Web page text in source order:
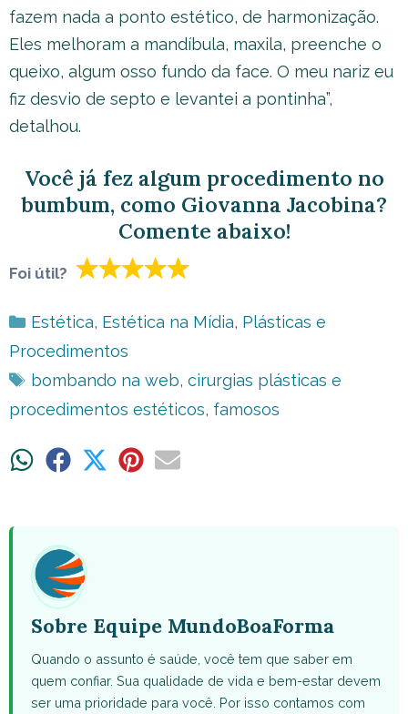
fazem nada a ponto estético, de harmonização.
Eles melhoram a mandíbula, maxila, preenche o
queixo, algum osso fundo da face. O meu nariz eu
fiz desvio de septo e levantei a pontinha”,
detalhou.
Você já fez algum procedimento no
bumbum, como Giovanna Jacobina?
Comente abaixo!
Foi útil?
Categorias
Estética, Estética na Mídia, Plásticas e
Procedimentos
Tags
bombando na web, cirurgias plásticas e
procedimentos estéticos, famosos
ShareShare ShareShareShare
Sobre Equipe MundoBoaForma
Quando o assunto é saúde, você tem que saber em
quem confiar. Sua qualidade de vida e bem-estar devem
ser uma prioridade para você. Por isso contamos com